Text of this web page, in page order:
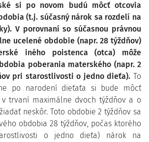
si po novom budú môcť otcovia
(t.j. súčasný nárok sa rozdelí na
V porovnaní so súčasnou právnou
ucelené obdobie (napr. 28 týždňov)
iného poistenca (otca) môže
poberania materského (napr. 2
pri starostlivosti o jedno dieťa). To
po narodení dieťaťa si bude môcť
trvaní maximálne dvoch týždňov a o
neskôr. Toto obdobie 2 týždňov sa
obdobia 28 týždňov, počas ktorého
o jedno dieťa) nárok na